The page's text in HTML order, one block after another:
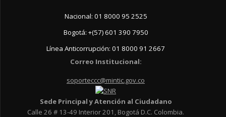
Nacional: 01 8000 95 2525
Bogotá: +(57) 601 390 7950
Línea Anticorrupción: 01 8000 91 2667
Correo Institucional:
soporteccc@mintic.gov.co
Sede Principal y Atención al Ciudadano
Calle 26 # 13-49 Interior 201, Bogotá D.C. Colombia.